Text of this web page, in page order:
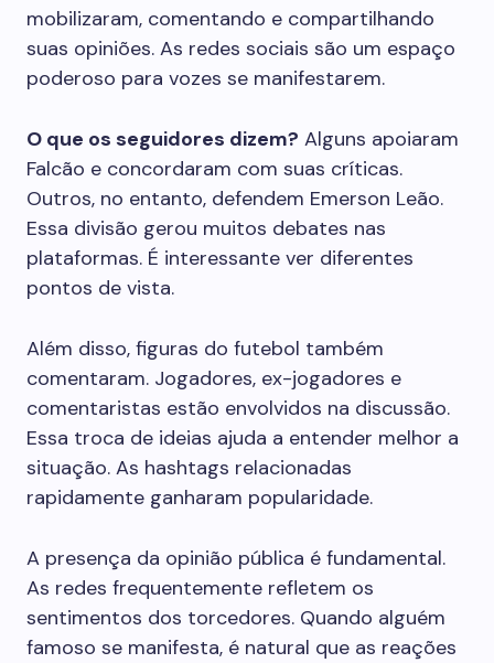
mobilizaram, comentando e compartilhando
suas opiniões. As redes sociais são um espaço
poderoso para vozes se manifestarem.
O que os seguidores dizem? Alguns apoiaram
Falcão e concordaram com suas críticas.
Outros, no entanto, defendem Emerson Leão.
Essa divisão gerou muitos debates nas
plataformas. É interessante ver diferentes
pontos de vista.
Além disso, figuras do futebol também
comentaram. Jogadores, ex-jogadores e
comentaristas estão envolvidos na discussão.
Essa troca de ideias ajuda a entender melhor a
situação. As hashtags relacionadas
rapidamente ganharam popularidade.
A presença da opinião pública é fundamental.
As redes frequentemente refletem os
sentimentos dos torcedores. Quando alguém
famoso se manifesta, é natural que as reações